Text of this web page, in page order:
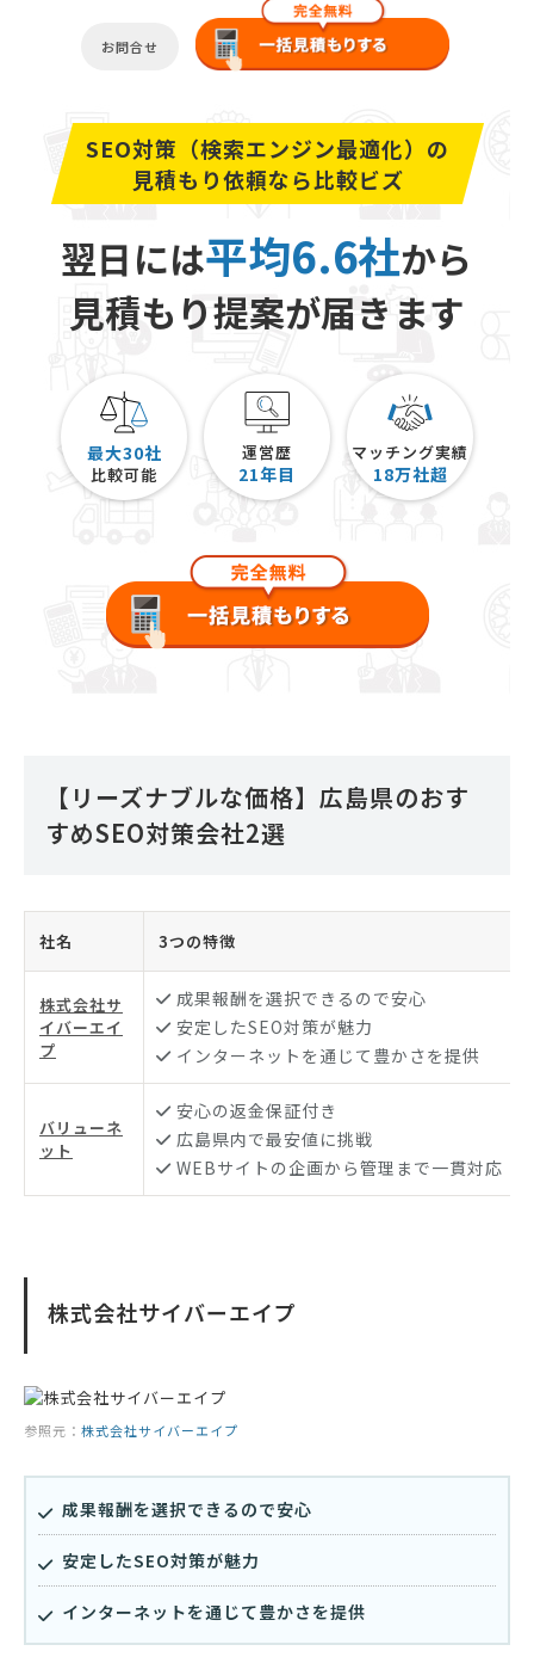
お問合せ
SEO対策（検索エンジン最適化）の
見積もり依頼なら比較ビズ
翌日には平均6.6社から
見積もり提案が届きます
最大30社
比較可能
運営歴
21年目
マッチング実績
18万社超
【リーズナブルな価格】広島県のおす
すめSEO対策会社2選
社名 3つの特徴
株式会社サ
イバーエイ
プ
成果報酬を選択できるので安心
安定したSEO対策が魅力
インターネットを通じて豊かさを提供
バリューネ
ット
安心の返金保証付き
広島県内で最安値に挑戦
WEBサイトの企画から管理まで一貫対応
株式会社サイバーエイプ
参照元： 株式会社サイバーエイプ
成果報酬を選択できるので安心
安定したSEO対策が魅力
インターネットを通じて豊かさを提供